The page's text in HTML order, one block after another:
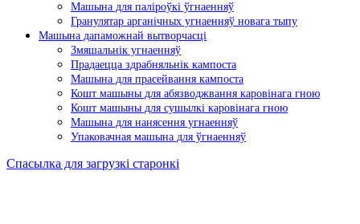
Машына для паліроўкі ўгнаенняў
Гранулятар арганічных угнаенняў новага тыпу
Машына дапаможнай вытворчасці
Змяшальнік угнаенняў
Прадаецца здрабняльнік кампоста
Машына для прасейвання кампоста
Кошт машыны для абязводжвання каровінага гною
Кошт машыны для сушылкі каровінага гною
Машына для нанясення угнаенняў
Упаковачная машына для ўгнаенняў
Спасылка для загрузкі старонкі